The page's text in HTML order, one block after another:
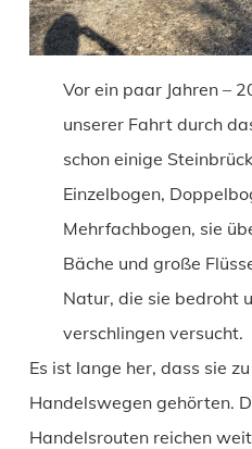
Vor ein paar Jahren –
unserer Fahrt durch
schon einige
Einzelbogen,
Mehrfachbogen, sie
Bäche und große
Natur, die sie bedroht
verschlingen versucht.
Es ist lange her, dass sie
Handelswegen gehörten.
Handelsrouten reichen